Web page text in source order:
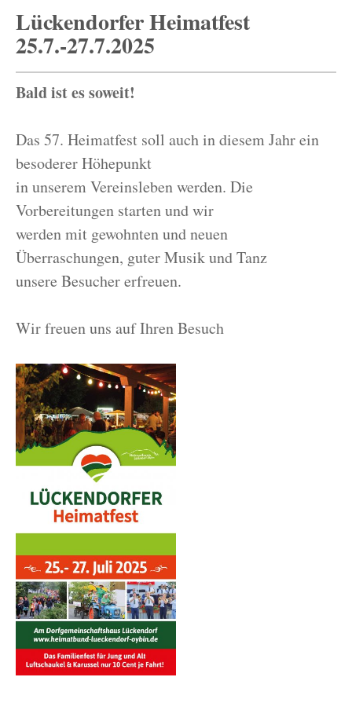
Lückendorfer Heimatfest
25.7.-27.7.2025
Bald ist es soweit!
Das 57. Heimatfest soll auch in diesem Jahr ein
besoderer Höhepunkt
in unserem Vereinsleben werden. Die
Vorbereitungen starten und wir
werden mit gewohnten und neuen
Überraschungen, guter Musik und Tanz
unsere Besucher erfreuen.
Wir freuen uns auf Ihren Besuch